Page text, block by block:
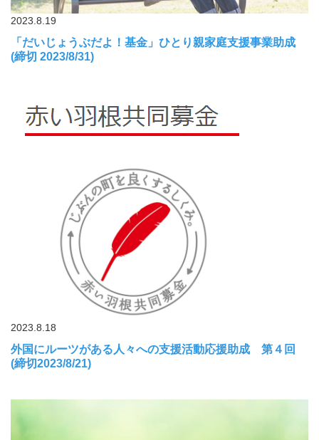
2023.8.19
「だいじょうぶだよ！基金」ひとり親家庭支援事業助成
(締切 2023/8/31)
2023.8.18
外国にルーツがある人々への支援活動応援助成 第４回
(締切2023/8/21)